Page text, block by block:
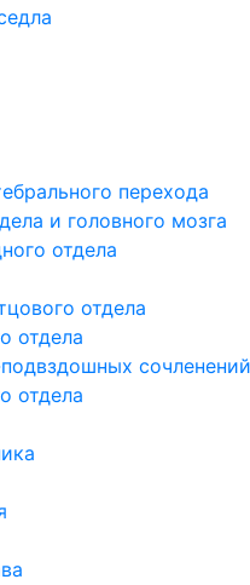
перехода
и головного мозга
отдела
отдела
отдела
сочленений
отдела